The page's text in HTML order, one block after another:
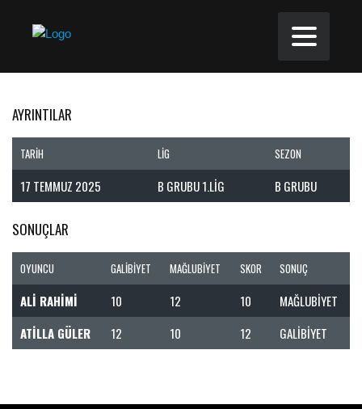
AYRINTILAR
TARIH LIG SEZON
17 TEMMUZ 2025 B GRUBU 1.LIG B GRUBU
SONUÇLAR
OYUNCU GALIBIYET MAĞLUBIYET SKOR SONUÇ
ALI RAHIMI 10 12 10
MAĞLUBIYET
ATILLA GÜLER
12 10 12 GALIBIYET